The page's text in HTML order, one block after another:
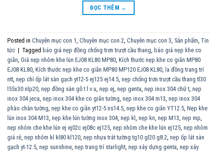
ĐỌC THÊM →
Posted in Chuyên mục con 1, Chuyên mục con 2, Chuyên mục con 3, Sản phẩm, Tin
tức | Tagged báo giá nẹp đồng chống trơn trượt cầu thang, báo giá nẹp khe co
giãn, Giá nẹp nhôm khe lún EJ08 KL80 MP80, Kích thước nẹp khe co giãn MP80
EJ08 KL80, Kích thước nẹp khe co giãn MP80 MP120 EJ08 KL80, la đồng trang trí
ntt, nẹp chỉ ốp lát sàn gạch yt12-5 ej125 ej14.5, nẹp chống trơn trượt cầu thang tl30
l55x30 nlp20, nẹp đồng sàn gỗ t l v u, nẹp ej, nẹp genta, nẹp inox 304 chữ t, nẹp
inox 304 jeca, nẹp inox 304 khe co giãn tường, nẹp inox 304 m13, nẹp inox 304
phào chân tường, nẹp khe co giãn yt12-5 ns14.5, nẹp khe co giãn YT12.5, Nẹp khe
lún inox 304 M13, nẹp khe lún tường inox 304, nẹp kl , nẹp kn, nẹp M13, nẹp mp,
nẹp nhôm che khe lún ej ej02c ej08c ej125, nẹp nhôm che khe lún ej125, nẹp nhôm
giá rẻ, nẹp nhôm kl kl80 kl120, nẹp nhựa trát tường tg10 gl20 g8.2, nẹp ốp lát sàn
gạch yt-12.5, nẹp sunshine, nẹp trang trí starlight, nẹp xây dựng genta, nẹp xây